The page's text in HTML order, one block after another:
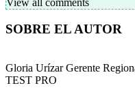
SOBRE EL AUTOR
Gloria Urízar Gerente
TEST PRO